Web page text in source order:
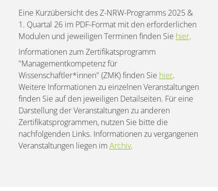
Eine Kurzübersicht des Z-NRW-Programms 2025 &
1. Quartal 26 im PDF-Format mit den erforderlichen
Modulen und jeweiligen Terminen finden Sie hier.
Informationen zum Zertifikatsprogramm
"Managementkompetenz für
Wissenschaftler*innen" (ZMK) finden Sie hier.
Weitere Informationen zu einzelnen Veranstaltungen
finden Sie auf den jeweiligen Detailseiten. Für eine
Darstellung der Veranstaltungen zu anderen
Zertifikatsprogrammen, nutzen Sie bitte die
nachfolgenden Links. Informationen zu vergangenen
Veranstaltungen liegen im Archiv.